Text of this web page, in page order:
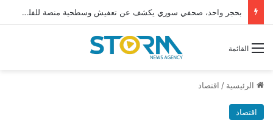
برامج رعاية كبار السن وحمايتهم من التهميش ضرورة إنسانية واجتماعية
القائمة
الرئيسية / اقتصاد
اقتصاد